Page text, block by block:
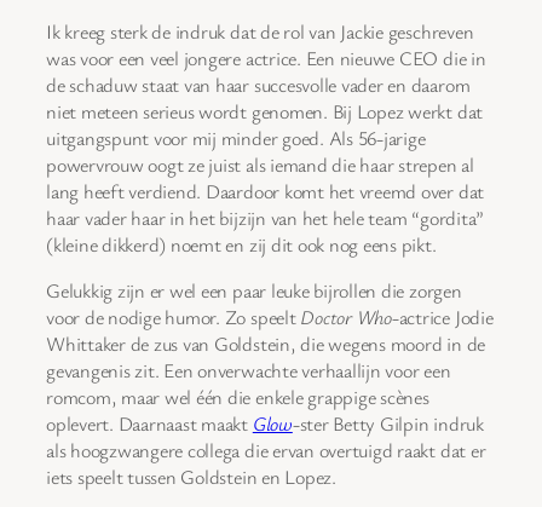
Ik kreeg sterk de indruk dat de rol van Jackie geschreven
was voor een veel jongere actrice. Een nieuwe CEO die in
de schaduw staat van haar succesvolle vader en daarom
niet meteen serieus wordt genomen. Bij Lopez werkt dat
uitgangspunt voor mij minder goed. Als 56-jarige
powervrouw oogt ze juist als iemand die haar strepen al
lang heeft verdiend. Daardoor komt het vreemd over dat
haar vader haar in het bijzijn van het hele team “gordita”
(kleine dikkerd) noemt en zij dit ook nog eens pikt.
Gelukkig zijn er wel een paar leuke bijrollen die zorgen
voor de nodige humor. Zo speeltDoctor Who-actrice Jodie
Whittaker de zus van Goldstein, die wegens moord in de
gevangenis zit. Een onverwachte verhaallijn voor een
romcom, maar wel één die enkele grappige scènes
oplevert. Daarnaast maakt Glow-ster Betty Gilpin indruk
als hoogzwangere collega die ervan overtuigd raakt dat er
iets speelt tussen Goldstein en Lopez.